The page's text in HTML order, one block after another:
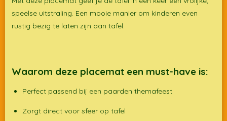
speelse uitstraling. Een mooie manier om kinderen even
rustig bezig te laten zijn aan tafel.
Waarom deze placemat een must-have is:
Perfect passend bij een paarden themafeest
Zorgt direct voor sfeer op tafel